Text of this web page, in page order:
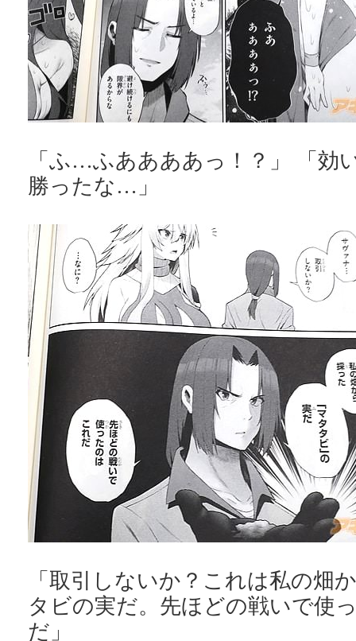
「ふ…ふああああっ！？」 「効
勝ったな…」
「取引しないか？これは私の畑
タビの実だ。先ほどの戦いで使
だ」